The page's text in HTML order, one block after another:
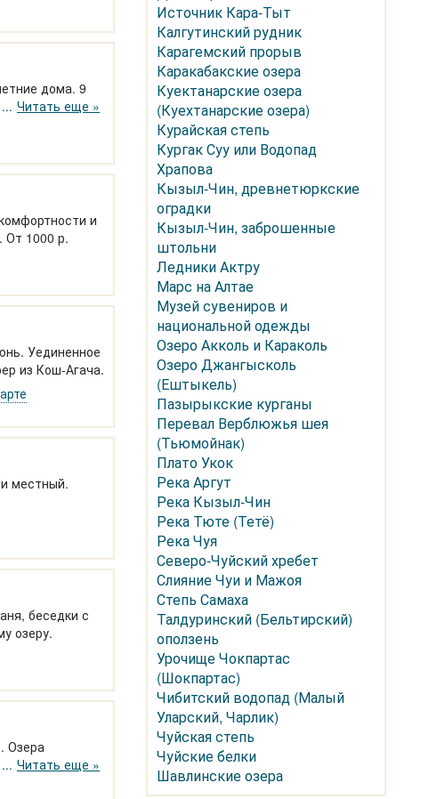
дома. 9
конные и
Читать еще »
и
От 1000 р.
Уединенное
из Кош-Агача.
местный.
беседки с
озеру.
Озера
и
Читать еще »
Источник Кара-Тыт
Калгутинский рудник
Карагемский прорыв
Каракабакские озера
Куектанарские озера
(Куехтанарские озера)
Курайская степь
Кургак Суу или Водопад
Храпова
Кызыл-Чин, древнетюркские
оградки
Кызыл-Чин, заброшенные
штольни
Ледники Актру
Марс на Алтае
Музей сувениров и
национальной одежды
Озеро Акколь и Караколь
Озеро Джангысколь
(Ештыкель)
Пазырыкские курганы
Перевал Верблюжья шея
(Тьюмойнак)
Плато Укок
Река Аргут
Река Кызыл-Чин
Река Тюте (Тетё)
Река Чуя
Северо-Чуйский хребет
Слияние Чуи и Мажоя
Степь Самаха
Талдуринский (Бельтирский)
оползень
Урочище Чокпартас
(Шокпартас)
Чибитский водопад (Малый
Уларский, Чарлик)
Чуйская степь
Чуйские белки
Шавлинские озера